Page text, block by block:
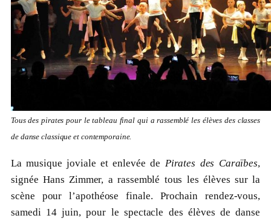
Tous des pirates pour le tableau final qui a rassemblé les élèves des classes
de danse classique et contemporaine.
La musique joviale et enlevée de Pirates des Caraïbes,
signée Hans Zimmer, a rassemblé tous les élèves sur la
scène pour l’apothéose finale. Prochain rendez-vous,
samedi 14 juin, pour le spectacle des élèves de danse